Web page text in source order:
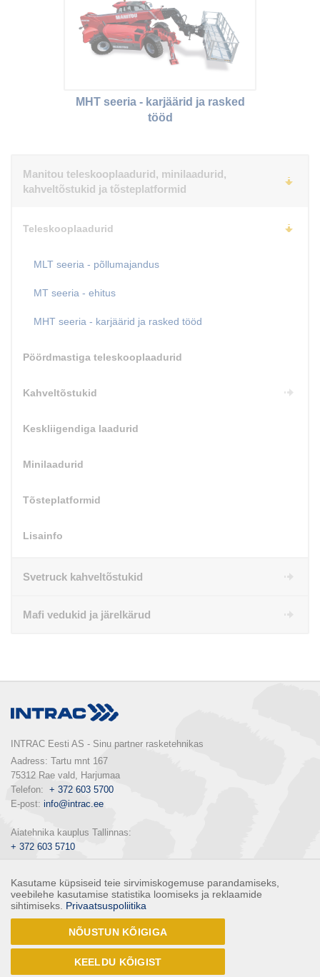
MHT seeria - karjäärid ja rasked
tööd
Manitou teleskooplaadurid, minilaadurid,
kahveltõstukid ja tõsteplatformid
Teleskooplaadurid
MLT seeria - põllumajandus
MT seeria - ehitus
MHT seeria - karjäärid ja rasked tööd
Pöördmastiga teleskooplaadurid
Kahveltõstukid
Keskliigendiga laadurid
Minilaadurid
Tõsteplatformid
Lisainfo
Svetruck kahveltõstukid
Mafi vedukid ja järelkärud
INTRAC Eesti AS - Sinu partner rasketehnikas
Aadress: Tartu mnt 167
75312 Rae vald, Harjumaa
Telefon: + 372 603 5700
E-post: info@intrac.ee
+ 372 603 5710
KONTAKTID
Liitu uudiskirjaga
Kasutame küpsiseid teie sirvimiskogemuse parandamiseks,
veebilehe kasutamise statistika loomiseks ja reklaamide
sihtimiseks. Privaatsuspoliitika
NÕUSTUN KÕIGIGA
KEELDU KÕIGIST